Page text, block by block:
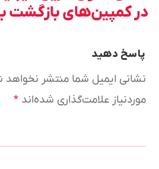
در کمپین‌های بازگشت
پاسخ دهید
نشانی ایمیل شما منتشر
موردنیاز علامت‌گذاری شده‌اند*